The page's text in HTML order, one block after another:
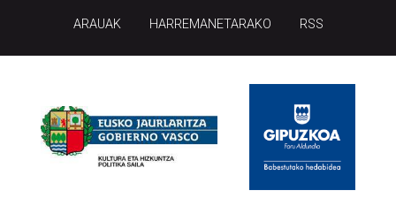
ARAUAK HARREMANETARAKO RSS